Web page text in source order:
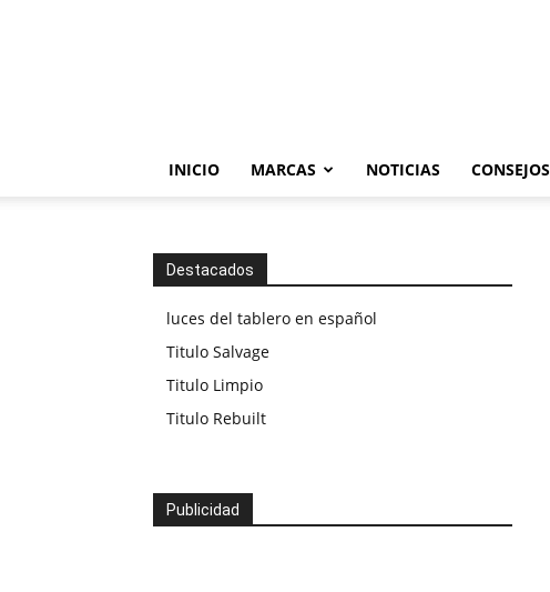
INICIO MARCAS NOTICIAS CONSEJOS
Destacados
luces del tablero en español
Titulo Salvage
Titulo Limpio
Titulo Rebuilt
Publicidad